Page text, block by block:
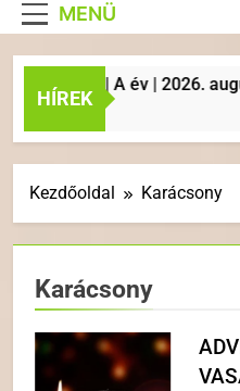
MENÜ
HÍREK
| A év | 2026.
Kezdőoldal Karácsony
Karácsony